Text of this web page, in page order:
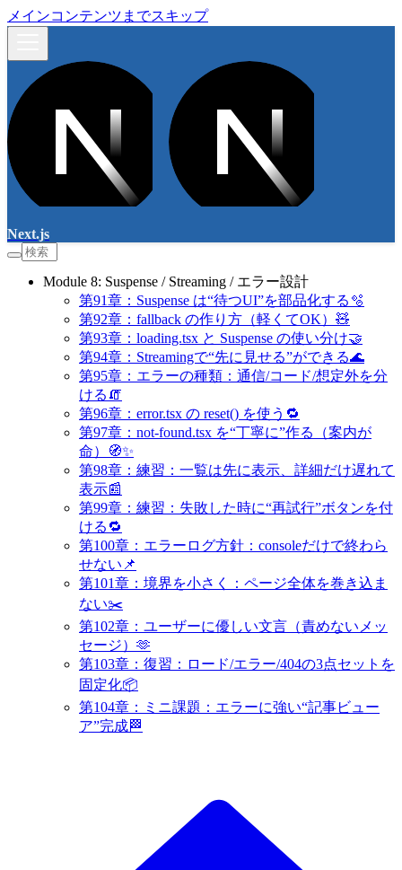
メインコンテンツまでスキップ
Next.js
Module 8: Suspense / Streaming / エラー設計
第91章：Suspense は“待つUI”を部品化する🫧
第92章：fallback の作り方（軽くてOK）🧸
第93章：loading.tsx と Suspense の使い分け🤝
第94章：Streamingで“先に見せる”ができる🌊
第95章：エラーの種類：通信/コード/想定外を分
ける🧯
第96章：error.tsx の reset() を使う🔁
第97章：not-found.tsx を“丁寧に”作る（案内が
命）🧭✨
第98章：練習：一覧は先に表示、詳細だけ遅れて
表示📰
第99章：練習：失敗した時に“再試行”ボタンを付
ける🔁
第100章：エラーログ方針：consoleだけで終わら
せない📌
第101章：境界を小さく：ページ全体を巻き込ま
ない✂️
第102章：ユーザーに優しい文言（責めないメッ
セージ）🫶
第103章：復習：ロード/エラー/404の3点セットを
固定化📦
第104章：ミニ課題：エラーに強い“記事ビュー
ア”完成🏁